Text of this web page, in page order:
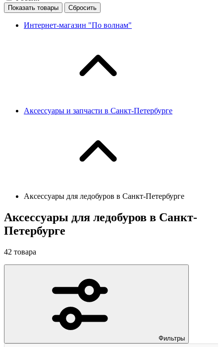
Показать товары Сбросить
Интернет-магазин "По волнам"
Аксессуары и запчасти в Санкт-Петербурге
Аксессуары для ледобуров в Санкт-Петербурге
Аксессуары для ледобуров в Санкт-
Петербурге
42 товара
Фильтры